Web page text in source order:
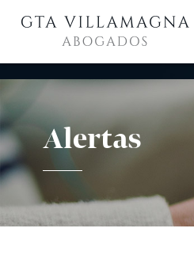
Alertas